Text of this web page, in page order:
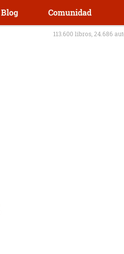
Blog Comunidad
113.600 libros, 24.686